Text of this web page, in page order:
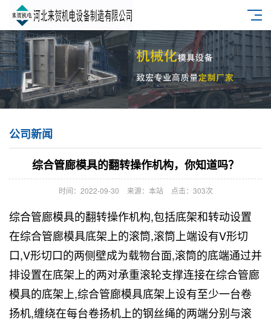
公司新闻
综合管廊模具的翻转操作机构，你知道吗？
时间：2022-09-30 来源：本站 点击：303次
综合管廊模具的翻转操作机构,包括底架和转动设置
在综合管廊模具底架上的滚筒,滚筒上端设有V形切
口,V形切口的两侧壁成为载物台面,滚筒的底端通过并
排设置在底架上的两对承重滚轮支撑连接在综合管廊
模具的底架上,综合管廊模具底架上设有至少一台卷
扬机,缠绕在每台卷扬机上的钢丝绳的两端分别与滚